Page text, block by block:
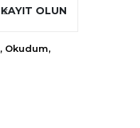
KAYIT OLUN
, Okudum,